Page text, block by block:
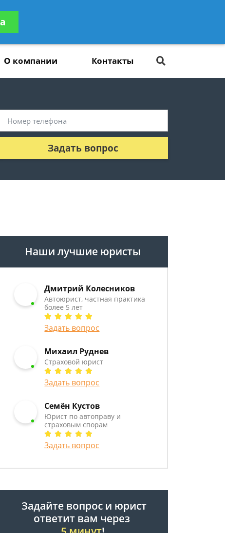
О компании Контакты
Задать вопрос
Наши лучшие юристы
Дмитрий Колесников
Автоюрист, частная практика
более 5 лет
Задать вопрос
Михаил Руднев
Страховой юрист
Задать вопрос
Семён Кустов
Юрист по автоправу и
страховым спорам
Задать вопрос
Задайте вопрос и юрист
ответит вам через